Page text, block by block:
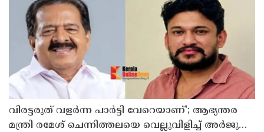
വിരട്ടരുത് വളര്‍ന്ന പാര്‍ട്ടി വേറെയാണ്'; ആഭ്യന്തര
മന്ത്രി രമേശ് ചെന്നിത്തലയെ വെല്ലുവിളിച്ച് അര്‍ജുന്‍